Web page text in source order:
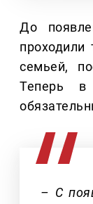
До
проходили
семьей,
Теперь в
– С